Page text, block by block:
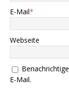
E-Mail*
Webseite
E-Mail.